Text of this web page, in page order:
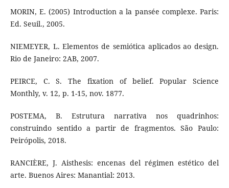
MORIN, E. (2005) Introduction a la pansée complexe. Paris:
Ed. Seuil., 2005.
NIEMEYER, L. Elementos de semiótica aplicados ao design.
Rio de Janeiro: 2AB, 2007.
PEIRCE, C. S. The fixation of belief. Popular Science
Monthly, v. 12, p. 1-15, nov. 1877.
POSTEMA, B. Estrutura narrativa nos quadrinhos:
construindo sentido a partir de fragmentos. São Paulo:
Peirópolis, 2018.
RANCIÈRE, J. Aisthesis: encenas del régimen estético del
arte. Buenos Aires: Manantial: 2013.